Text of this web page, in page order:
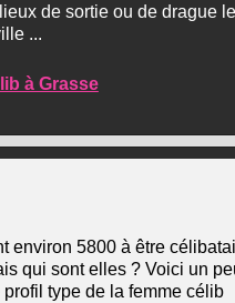
de sortie ou de drague
...
à Grasse
environ 5800 à être
qui sont elles ? Voici un
type de la femme célib